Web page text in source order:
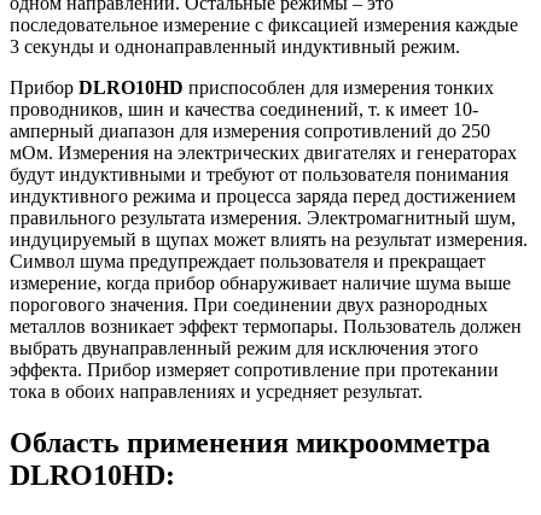
последовательное измерение с фиксацией измерения каждые
3 секунды и однонаправленный индуктивный режим.
Прибор DLRO10HD приспособлен для измерения тонких
проводников, шин и качества соединений, т. к имеет 10-
амперный диапазон для измерения сопротивлений до 250
мОм. Измерения на электрических двигателях и генераторах
будут индуктивными и требуют от пользователя понимания
индуктивного режима и процесса заряда перед достижением
правильного результата измерения. Электромагнитный шум,
индуцируемый в щупах может влиять на результат измерения.
Символ шума предупреждает пользователя и прекращает
измерение, когда прибор обнаруживает наличие шума выше
порогового значения. При соединении двух разнородных
металлов возникает эффект термопары. Пользователь должен
выбрать двунаправленный режим для исключения этого
эффекта. Прибор измеряет сопротивление при протекании
тока в обоих направлениях и усредняет результат.
Область применения микроомметра
DLRO10HD: